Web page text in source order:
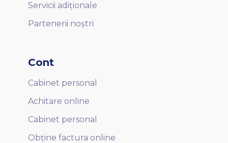
Servicii adiționale
Partenerii noștri
Cont
Cabinet personal
Achitare online
Cabinet personal
Obține factura online